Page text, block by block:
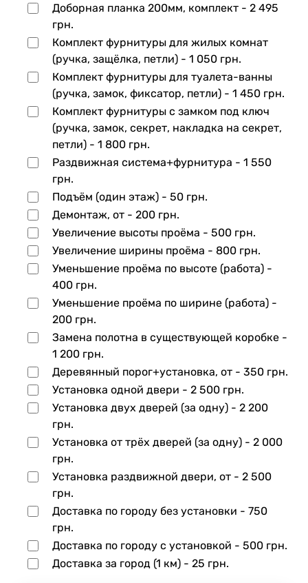
Доборная планка 200мм, комплект - 2 495
грн.
Комплект фурнитуры для жилых комнат
(ручка, защёлка, петли) - 1 050 грн.
Комплект фурнитуры для туалета-ванны
(ручка, замок, фиксатор, петли) - 1 450 грн.
Комплект фурнитуры с замком под ключ
(ручка, замок, секрет, накладка на секрет,
петли) - 1 800 грн.
Раздвижная система+фурнитура - 1 550
грн.
Подъём (один этаж) - 50 грн.
Демонтаж, от - 200 грн.
Увеличение высоты проёма - 500 грн.
Увеличение ширины проёма - 800 грн.
Уменьшение проёма по высоте (работа) -
400 грн.
Уменьшение проёма по ширине (работа) -
200 грн.
Замена полотна в существующей коробке -
1 200 грн.
Деревянный порог+установка, от - 350 грн.
Установка одной двери - 2 500 грн.
Установка двух дверей (за одну) - 2 200
грн.
Установка от трёх дверей (за одну) - 2 000
грн.
Установка раздвижной двери, от - 2 500
грн.
Доставка по городу без установки - 750
грн.
Доставка по городу с установкой - 500 грн.
Доставка за город (1 км) - 25 грн.